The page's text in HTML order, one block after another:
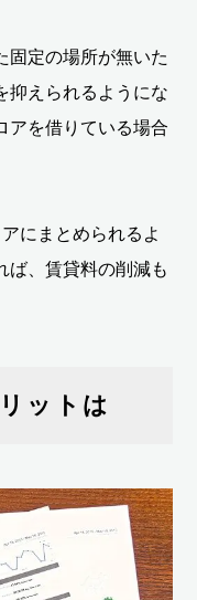
固定の場所が無いた
抑えられるようにな
アを借りている場合
にまとめられるよ
ば、賃貸料の削減も
ットは